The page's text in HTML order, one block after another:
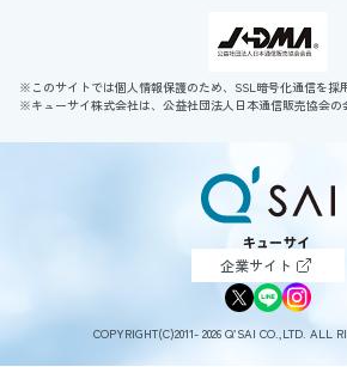
※このサイトでは個人情報保護のため、SSL暗号化通信を採
※キューサイ株式会社は、公益社団法人日本通信販売協会の
企業サイト
COPYRIGHT(C)2011- 2026 Q’SAI CO.,LTD. ALL